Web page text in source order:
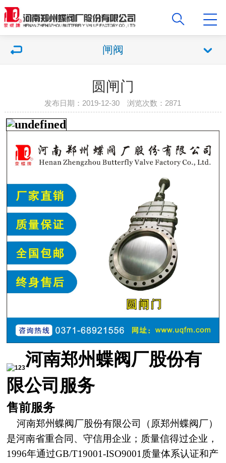
闸阀
圆闸门
发布日期：2019-12-30 浏览次数：2871
河南郑州蝶阀厂股份有
限公司服务
售前服务
河南郑州蝶阀厂股份有限公司（原郑州蝶阀厂）
是河南省重合同、守信用企业；质量信得过企业，
1996年通过GB/T19001-ISO9001质量体系认证和产